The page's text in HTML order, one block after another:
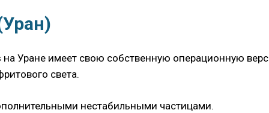
Уране имеет свою собственную операционную
света.
нестабильными частицами.